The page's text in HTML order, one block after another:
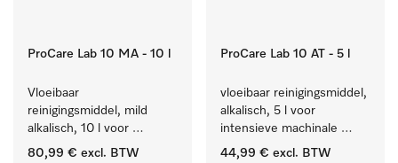
ProCare Lab 10 MA - 10 l
Vloeibaar
reinigingsmiddel, mild
alkalisch, 10 l voor
materiaalbesparende,
80,99 € excl. BTW
ProCare Lab 10 AT - 5 l
vloeibaar reinigingsmiddel,
alkalisch, 5 l voor
intensieve machinale
reiniging van
44,99 € excl. BTW